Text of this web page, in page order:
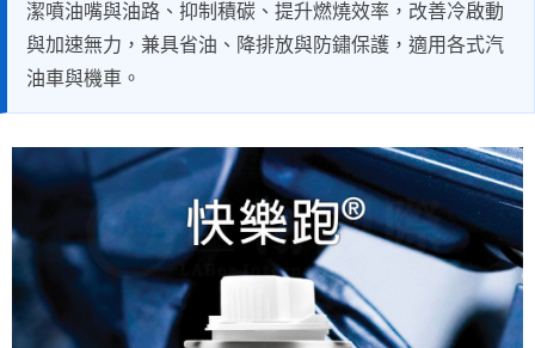
潔噴油嘴與油路、抑制積碳、提升燃燒效率，改善冷啟動
與加速無力，兼具省油、降排放與防鏽保護，適用各式汽
油車與機車。